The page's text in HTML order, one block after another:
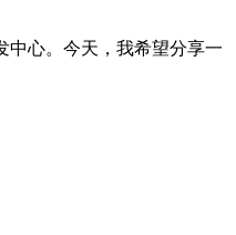
心。今天，我希望分享一